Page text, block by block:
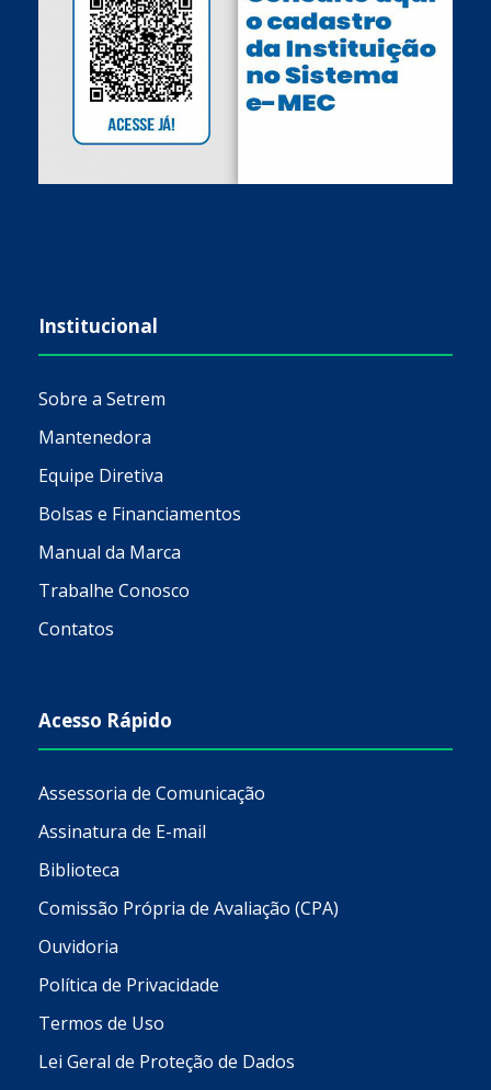
Institucional
Sobre a Setrem
Mantenedora
Equipe Diretiva
Bolsas e Financiamentos
Manual da Marca
Trabalhe Conosco
Contatos
Acesso Rápido
Assessoria de Comunicação
Assinatura de E-mail
Biblioteca
Comissão Própria de Avaliação (CPA)
Ouvidoria
Política de Privacidade
Termos de Uso
Lei Geral de Proteção de Dados